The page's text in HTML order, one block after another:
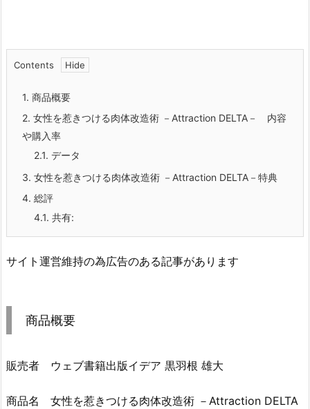
Contents
1. 商品概要
2. 女性を惹きつける肉体改造術 －Attraction DELTA－ 内容
や購入率
2.1. データ
3. 女性を惹きつける肉体改造術 －Attraction DELTA－特典
4. 総評
4.1. 共有:
サイト運営維持の為広告のある記事があります
商品概要
販売者 ウェブ書籍出版イデア 黒羽根 雄大
商品名 女性を惹きつける肉体改造術 －Attraction DELTA